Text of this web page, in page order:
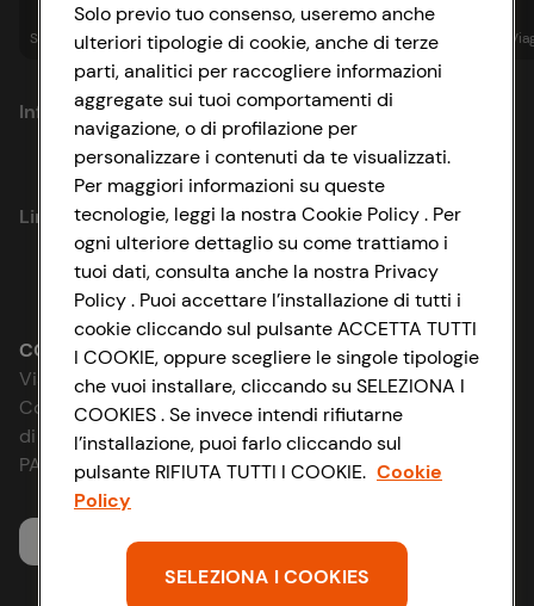
Spesa online Assicurazioni Sapori& Istituzionale
Informazioni
Privacy Policy
Cookie Policy
Impostazioni Cookie
Accessibilità
D&I e Parità di Genere
Strategia Fiscale
Link utili
Lavora con noi
Le cooperative
News & Approfondimenti
Richiami prodotto
Whistleblowing
CONAD SOCIETÀ COOPERATIVA
Via Michelino, 59 | 40127 BOLOGNA
Codice Fiscale e Registro Imprese
di Bologna 00865960157
PARTITA IVA 03320960374
Servizio clienti
Solo previo tuo consenso, useremo anche
ulteriori tipologie di cookie, anche di terze
parti, analitici per raccogliere informazioni
aggregate sui tuoi comportamenti di
navigazione, o di profilazione per
personalizzare i contenuti da te visualizzati.
Per maggiori informazioni su queste
tecnologie, leggi la nostra Cookie Policy . Per
ogni ulteriore dettaglio su come trattiamo i
tuoi dati, consulta anche la nostra Privacy
Policy . Puoi accettare l’installazione di tutti i
cookie cliccando sul pulsante ACCETTA TUTTI
I COOKIE, oppure scegliere le singole tipologie
che vuoi installare, cliccando su SELEZIONA I
COOKIES . Se invece intendi rifiutarne
l’installazione, puoi farlo cliccando sul
pulsante RIFIUTA TUTTI I COOKIE. Cookie
Policy
SELEZIONA I COOKIES